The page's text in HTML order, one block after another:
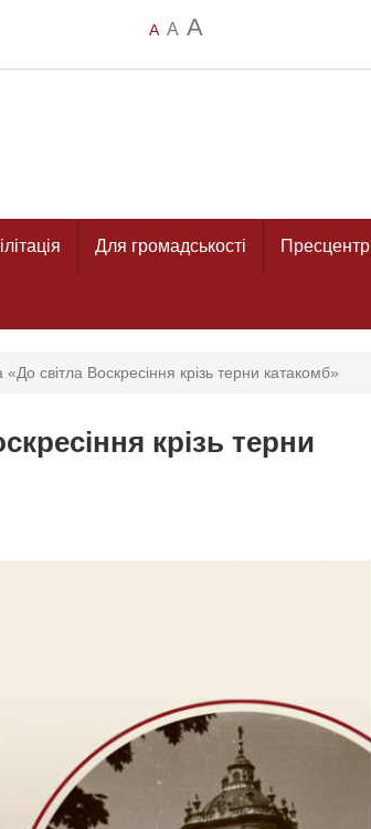
A A A
Для громадськості Пресцентр
світла Воскресіння крізь терни катакомб»
крізь терни